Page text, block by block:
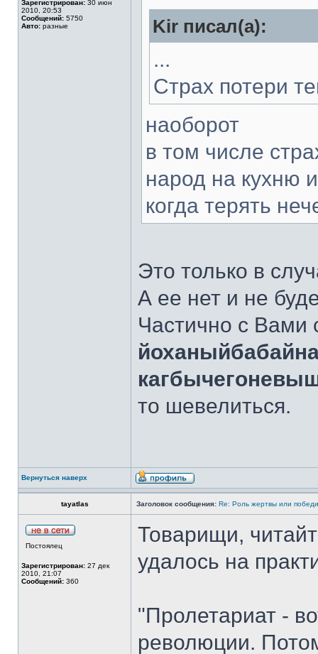
Зарегистрирован: 30 июн
2010, 20:53
Сообщений: 5750
Авто: разные Kir писал(а):
...
Страх потери
наоборот
в том числе
народ на кухню
когда терять
Это только в
А ее нет и не
Частично с Вами
то шевелиться.
Вернуться наверх
tayatlas Заголовок сообщения: Re: Роль жертвы или
Постоялец
Зарегистрирован: 27 дек
2010, 21:07
Сообщений: 360
Товарищи,
удалось на
"Пролетариат -
революции.